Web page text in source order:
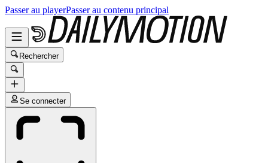
Passer au playerPasser au contenu principal
Rechercher
Se connecter